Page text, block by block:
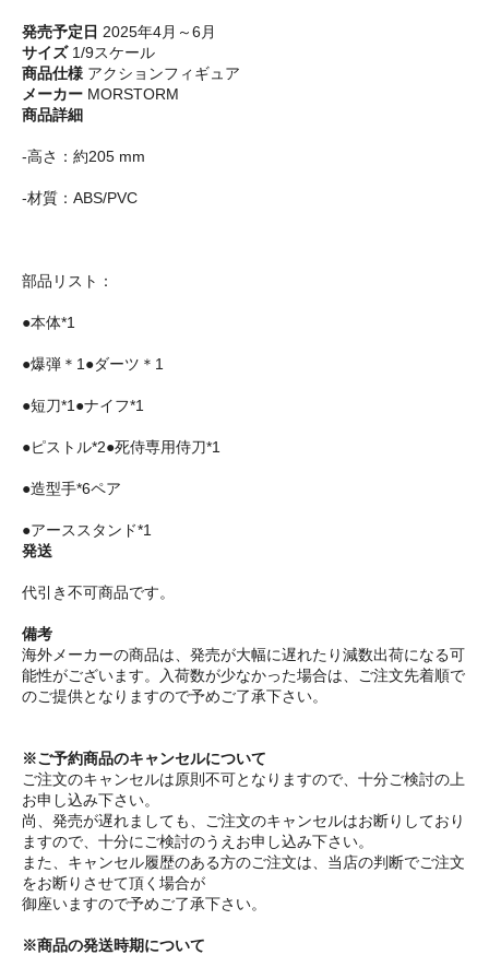
発売予定日 2025年4月～6月
サイズ1/9スケール
商品仕様 アクションフィギュア
メーカー MORSTORM
商品詳細
-高さ：約205 mm
-材質：ABS/PVC
部品リスト：
●本体*1
●爆弾＊1●ダーツ＊1
●短刀*1●ナイフ*1
●ピストル*2●死侍専用侍刀*1
●造型手*6ペア
●アーススタンド*1
発送
代引き不可商品です。
備考
海外メーカーの商品は、発売が大幅に遅れたり減数出荷になる可
能性がございます。入荷数が少なかった場合は、ご注文先着順で
のご提供となりますので予めご了承下さい。
※ご予約商品のキャンセルについて
ご注文のキャンセルは原則不可となりますので、十分ご検討の上
お申し込み下さい。
尚、発売が遅れましても、ご注文のキャンセルはお断りしており
ますので、十分にご検討のうえお申し込み下さい。
また、キャンセル履歴のある方のご注文は、当店の判断でご注文
をお断りさせて頂く場合が
御座いますので予めご了承下さい。
※商品の発送時期について